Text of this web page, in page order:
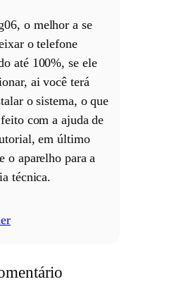
o melhor a se
o telefone
até 100%, se ele
ai você terá
o sistema, o que
com a ajuda de
em último
o aparelho para a
técnica.